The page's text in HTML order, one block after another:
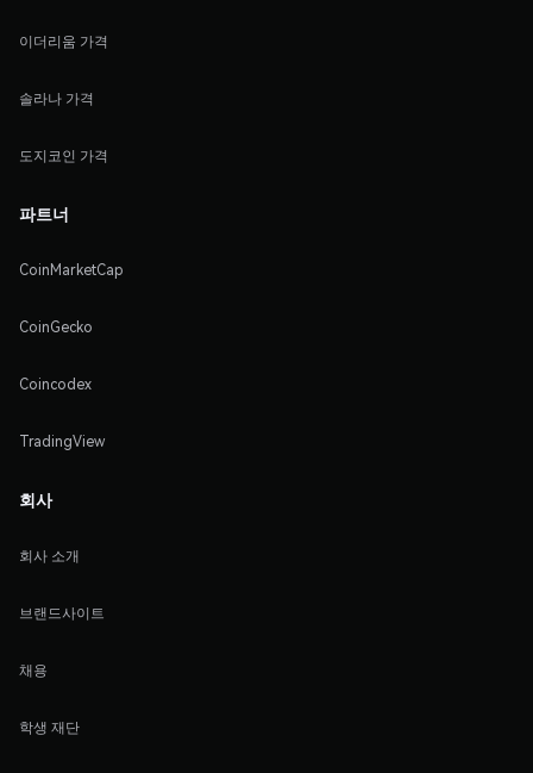
이더리움 가격
솔라나 가격
도지코인 가격
파트너
CoinMarketCap
CoinGecko
Coincodex
TradingView
회사
회사 소개
브랜드사이트
채용
학생 재단